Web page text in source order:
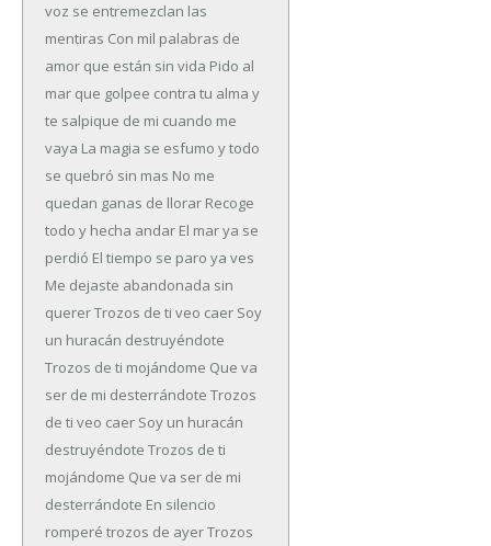
voz se entremezclan las
mentiras Con mil palabras de
amor que están sin vida Pido al
mar que golpee contra tu alma y
te salpique de mi cuando me
vaya La magia se esfumo y todo
se quebró sin mas No me
quedan ganas de llorar Recoge
todo y hecha andar El mar ya se
perdió El tiempo se paro ya ves
Me dejaste abandonada sin
quererTrozos de ti veo caer Soy
un huracán destruyéndote
Trozos de ti mojándome Que va
ser de mi desterrándote Trozos
de ti veo caer Soy un huracán
destruyéndote Trozos de ti
mojándome Que va ser de mi
desterrándote En silencio
romperé trozos de ayerTrozos